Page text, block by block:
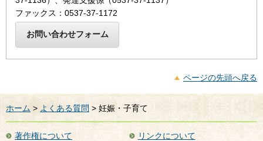
ファックス：0537-37-1172
ページの先頭へ戻る
ホーム > よくある質問 > 妊娠・子育て
著作権について
リンクについて